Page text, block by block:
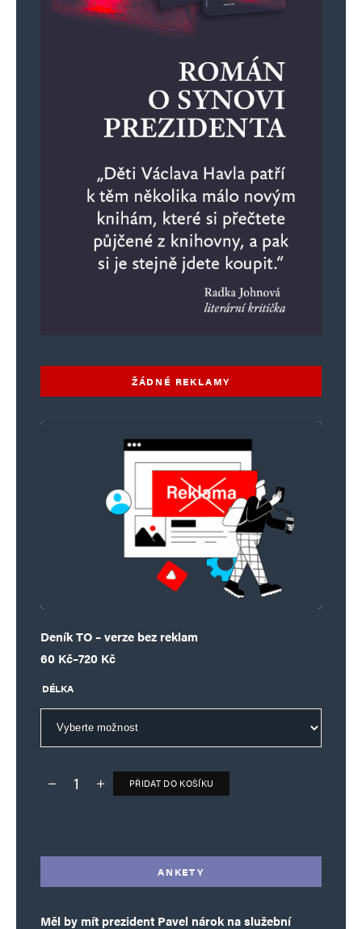
ŽÁDNÉ REKLAMY
Deník TO – verze bez reklam
60 Kč–720 Kč
Rozpětí cen: 60 Kč až 720 Kč
DÉLKA
Deník TO – verze bez reklam množství
PŘIDAT DO KOŠÍKU
ANKETY
Měl by mít prezident Pavel nárok na služební